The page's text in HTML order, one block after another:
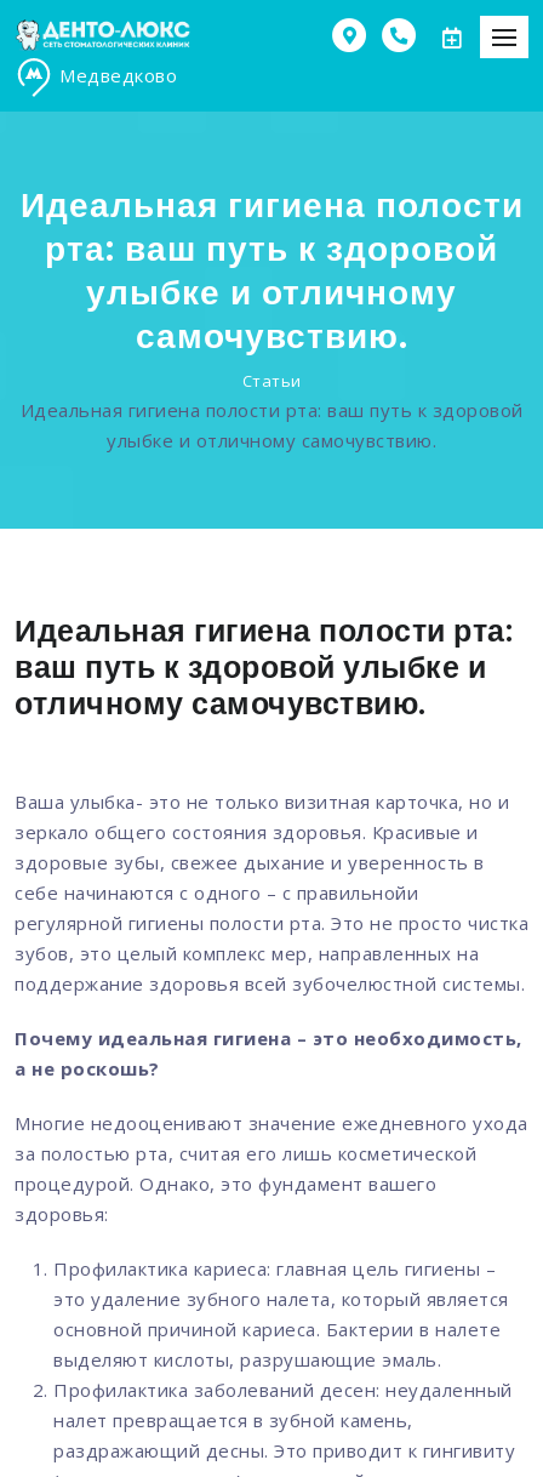
Медведково
Идеальная гигиена полости
рта: ваш путь к здоровой
улыбке и отличному
самочувствию.
Статьи
Идеальная гигиена полости рта: ваш путь к здоровой
улыбке и отличному самочувствию.
Идеальная гигиена полости рта:
ваш путь к здоровой улыбке и
отличному самочувствию.
Ваша улыбка- это не только визитная карточка, но и
зеркало общего состояния здоровья. Красивые и
здоровые зубы, свежее дыхание и уверенность в
себе начинаются с одного – с правильнойи
регулярной гигиены полости рта. Это не просто чистка
зубов, это целый комплекс мер, направленных на
поддержание здоровья всей зубочелюстной системы.
Почему идеальная гигиена – это необходимость,
а не роскошь?
Многие недооценивают значение ежедневного ухода
за полостью рта, считая его лишь косметической
процедурой. Однако, это фундамент вашего
здоровья:
Профилактика кариеса: главная цель гигиены –
это удаление зубного налета, который является
основной причиной кариеса. Бактерии в налете
выделяют кислоты, разрушающие эмаль.
Профилактика заболеваний десен: неудаленный
налет превращается в зубной камень,
раздражающий десны. Это приводит к гингивиту